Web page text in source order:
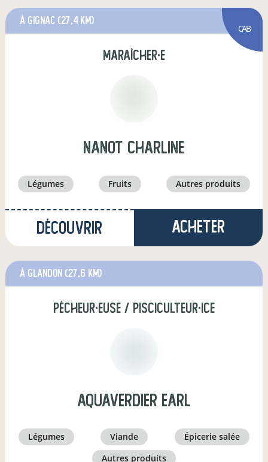
à Gignac (27,4 km)
CAB
maraîcher·e
Nanot charline
légumes fruits autres produits
Découvrir Acheter
à Glandon (27,6 km)
pêcheur·euse / pisciculteur·ice
AQUAVERDIER EARL
légumes viande
épicerie salée
autres produits